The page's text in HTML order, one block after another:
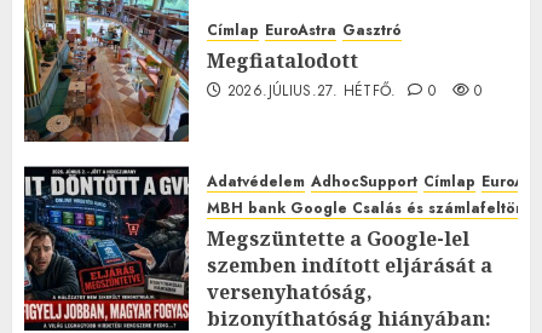
Címlap EuroAstra Gasztró
Megfiatalodott
2026.JÚLIUS.27. HÉTFŐ. 0 0
Adatvédelem AdhocSupport Címlap
MBH bank Google Csalás és
Megszüntette a Google-lel
szemben indított eljárását a
versenyhatóság,
bizonyíthatóság hiányában: